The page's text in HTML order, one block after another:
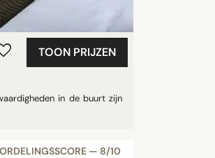
TOON PRIJZEN
in de buurt zijn
— 8/10